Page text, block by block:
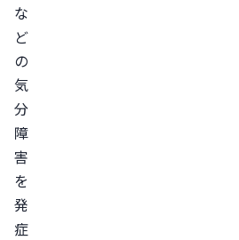
な
ど
の
気
分
障
害
を
発
症